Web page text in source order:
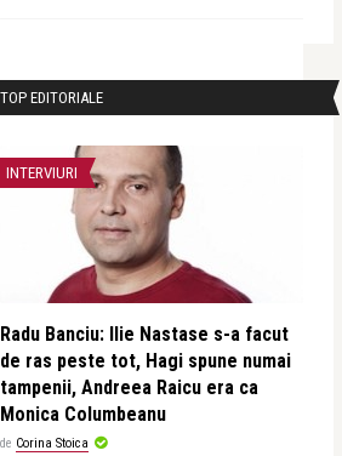
TOP EDITORIALE
INTERVIURI
Radu Banciu: Ilie Nastase s-a facut
de ras peste tot, Hagi spune numai
tampenii, Andreea Raicu era ca
Monica Columbeanu
de Corina Stoica